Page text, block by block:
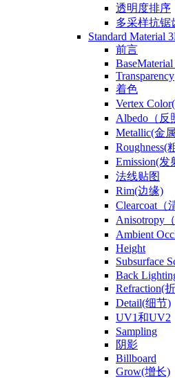
透明度排序
多采样抗锯
Standard Material
前言
Transparency
着色
Vertex
Albedo（反
Metallic(金
Roughness(
Emission(发
法线贴图
Rim(边缘)
Clearcoat（
Anisotropy
Ambient
Height
Subsurface
Back
Refraction(
Detail(细节)
UV1和UV2
Sampling
阴影
Billboard
Grow(增长)